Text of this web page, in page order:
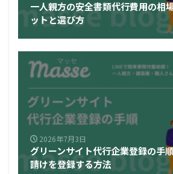
一人親方の安全書類代行費用の相
ットと選び方
2026年7月3日
グリーンサイト代行企業登録の手
請けを登録する方法